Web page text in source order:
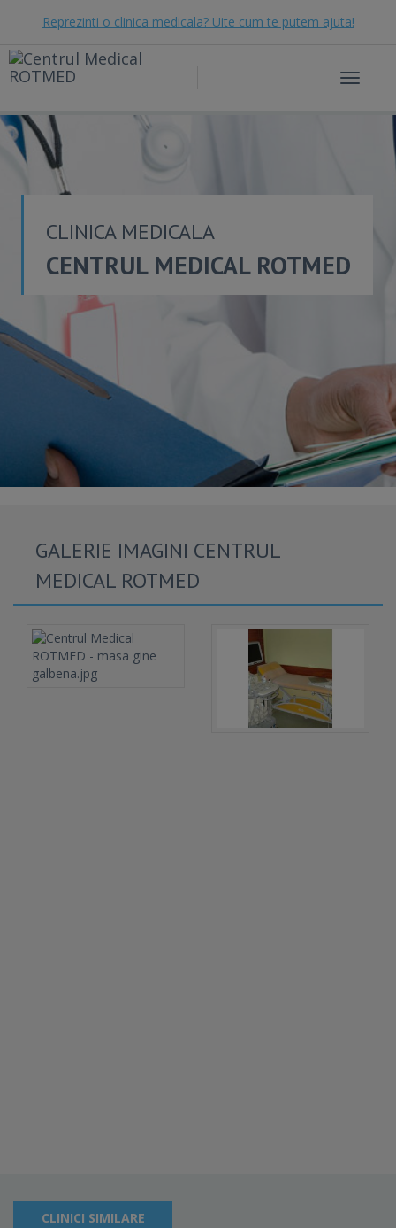
Reprezinti o clinica medicala? Uite cum te putem ajuta!
Toggle
CLINICA MEDICALA
CENTRUL MEDICAL ROTMED
GALERIE IMAGINI CENTRUL
MEDICAL ROTMED
CLINICI SIMILARE